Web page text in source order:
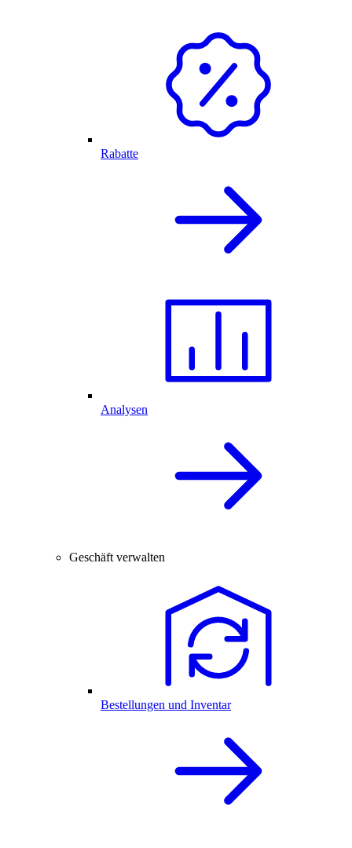
Rabatte
Analysen
Geschäft verwalten
Bestellungen und Inventar